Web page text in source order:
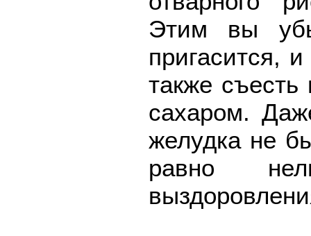
Этим вы
пригасится,
также
сахаром.
желудка не
равно